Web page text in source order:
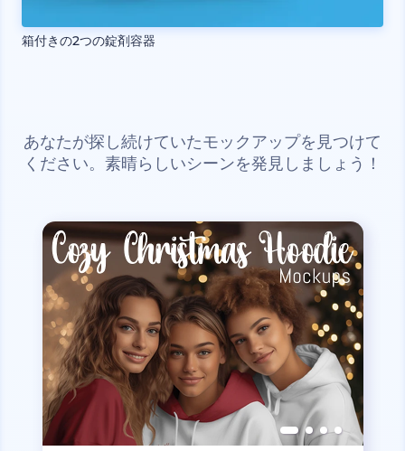
箱付きの2つの錠剤容器
あなたが探し続けていたモックアップを見つけて
ください。素晴らしいシーンを発見しましょう！